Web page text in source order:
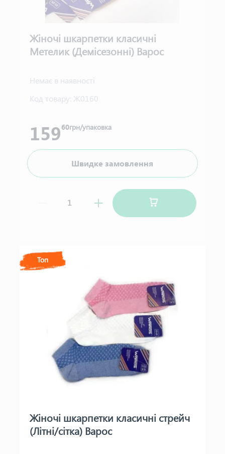
Жіночі шкарпетки класичні
Метелик (Демісезонні) Варос
Немає в наявності
Код товару: Ж0160
15960грн/упаковка
Швидке замовлення
Топ
Жіночі шкарпетки класичні стрейч
(Літні/сітка) Варос